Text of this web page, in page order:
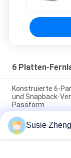
6 Platten-
Konstruierte 6-
und Snapback-
Passform
Krone und
Jahreszeiten
Susie Zheng